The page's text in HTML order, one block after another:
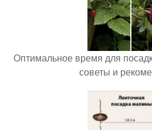
Оптимальное время для
советы и